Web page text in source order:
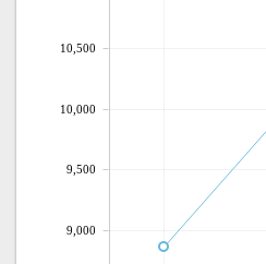
9,000
9,500
10,000
10,500